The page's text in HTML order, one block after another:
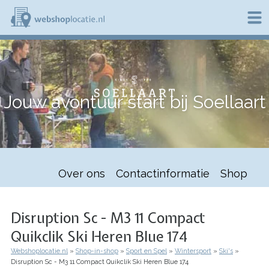
Overslaan
naar
de
inhoud
gaan
W
e
b
o
p
c
Jouw avontuur start bij Soellaart
Over ons Contactinformatie Shop
Disruption Sc - M3 11 Compact
Quikclik Ski Heren Blue 174
Kruimelpad
Webshoplocatie.nl Shop-in-shop Sport en Spel Wintersport
Ski's
Disruption Sc - M3 11 Compact Quikclik Ski Heren Blue 174